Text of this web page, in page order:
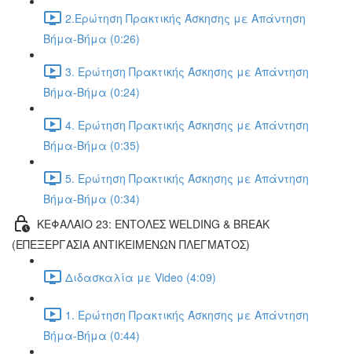
2.Ερώτηση Πρακτικής Άσκησης με Απάντηση
Βήμα-Βήμα (0:26)
3. Ερώτηση Πρακτικής Άσκησης με Απάντηση
Βήμα-Βήμα (0:24)
4. Ερώτηση Πρακτικής Άσκησης με Απάντηση
Βήμα-Βήμα (0:35)
5. Ερώτηση Πρακτικής Άσκησης με Απάντηση
Βήμα-Βήμα (0:34)
ΚΕΦΑΛΑΙΟ 23: ΕΝΤΟΛΕΣ WELDING & BREAK
(ΕΠΕΞΕΡΓΑΣΙΑ ΑΝΤΙΚΕΙΜΕΝΩΝ ΠΛΕΓΜΑΤΟΣ)
Διδασκαλία με Video (4:09)
1. Ερώτηση Πρακτικής Άσκησης με Απάντηση
Βήμα-Βήμα (0:44)